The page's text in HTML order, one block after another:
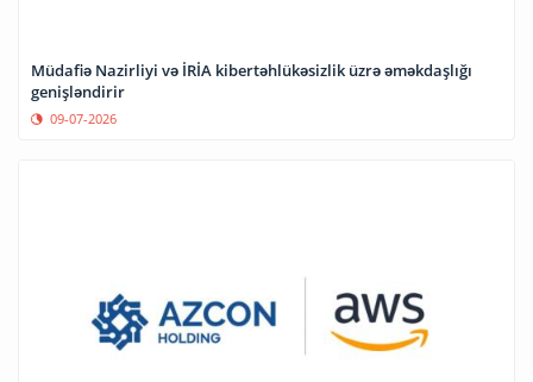
Müdafiə Nazirliyi və İRİA kibertəhlükəsizlik üzrə əməkdaşlığı
genişləndirir
09-07-2026